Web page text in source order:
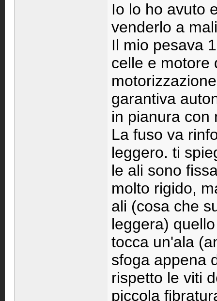
Io lo ho avuto
venderlo a
Il mio pesava
celle e motore
garantiva
in pianura con
La fuso va
leggero. ti
le ali sono
molto rigido,
ali (cosa che
leggera)
tocca un'ala
sfoga appena
rispetto le viti
piccola